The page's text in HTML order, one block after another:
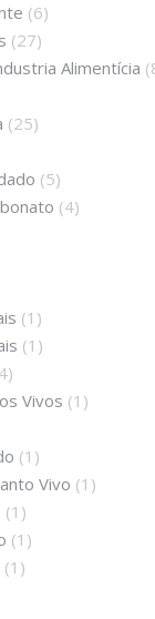
(6)
(27)
Alimentícia
(25)
(5)
(4)
(1)
(1)
Vivos (1)
(1)
Vivo (1)
(1)
(1)
(1)